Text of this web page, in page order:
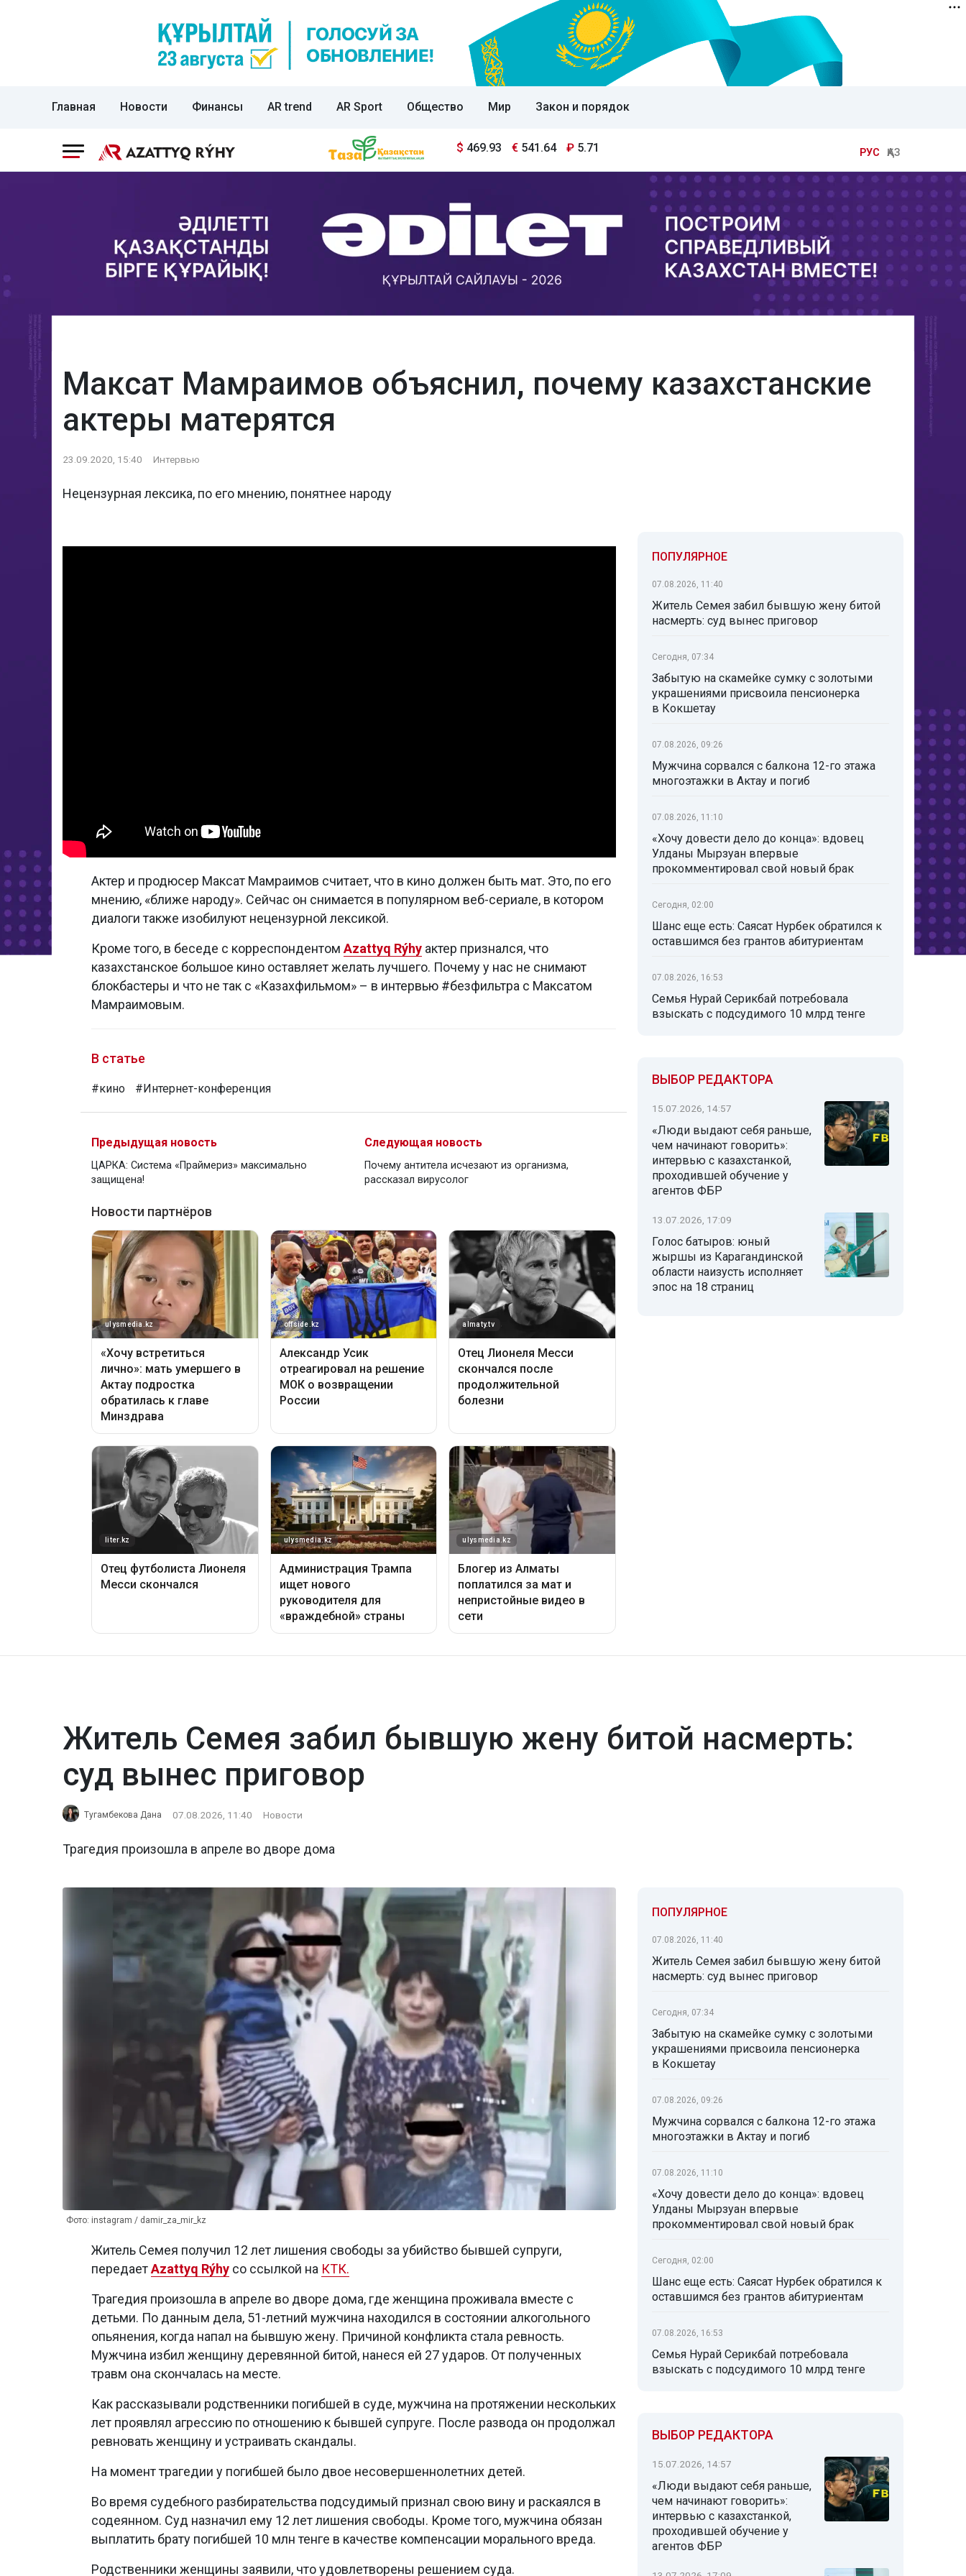
Главная Новости Финансы AR trend AR Sport Общество Мир Закон и порядок
$ 469.93 € 541.64 ₽ 5.71 РУС ҚАЗ
Максат Мамраимов объяснил, почему казахстанские
актеры матерятся
23.09.2020, 15:40 Интервью
Нецензурная лексика, по его мнению, понятнее народу
Актер и продюсер Максат Мамраимов считает, что в кино должен быть мат. Это, по его
мнению, «ближе народу». Сейчас он снимается в популярном веб-сериале, в котором
диалоги также изобилуют нецензурной лексикой.
Кроме того, в беседе с корреспондентом Аzattyq Rýhy актер признался, что
казахстанское большое кино оставляет желать лучшего. Почему у нас не снимают
блокбастеры и что не так с «Казахфильмом» – в интервью #безфильтра с Максатом
Мамраимовым.
В статье
#кино #Интернет-конференция
Предыдущая новость
ЦАРКА: Система «Праймериз» максимально
защищена!
Следующая новость
Почему антитела исчезают из организма,
рассказал вирусолог
ПОПУЛЯРНОЕ
07.08.2026, 11:40
Житель Семея забил бывшую жену битой
насмерть: суд вынес приговор
Сегодня, 07:34
Забытую на скамейке сумку с золотыми
украшениями присвоила пенсионерка
в Кокшетау
07.08.2026, 09:26
Мужчина сорвался с балкона 12-го этажа
многоэтажки в Актау и погиб
07.08.2026, 11:10
«Хочу довести дело до конца»: вдовец
Улданы Мырзуан впервые
прокомментировал свой новый брак
Сегодня, 02:00
Шанс еще есть: Саясат Нурбек обратился к
оставшимся без грантов абитуриентам
07.08.2026, 16:53
Семья Нурай Серикбай потребовала
взыскать с подсудимого 10 млрд тенге
ВЫБОР РЕДАКТОРА
15.07.2026, 14:57
«Люди выдают себя раньше,
чем начинают говорить»:
интервью с казахстанкой,
проходившей обучение у
агентов ФБР
13.07.2026, 17:09
Голос батыров: юный
жыршы из Карагандинской
области наизусть исполняет
эпос на 18 страниц
Житель Семея забил бывшую жену битой насмерть:
суд вынес приговор
Тугамбекова Дана 07.08.2026, 11:40 Новости
Трагедия произошла в апреле во дворе дома
Фото: instagram / damir_za_mir_kz
Житель Семея получил 12 лет лишения свободы за убийство бывшей супруги,
передаетAzattyq Rýhy со ссылкой на КТК.
Трагедия произошла в апреле во дворе дома, где женщина проживала вместе с
детьми. По данным дела, 51-летний мужчина находился в состоянии алкогольного
опьянения, когда напал на бывшую жену. Причиной конфликта стала ревность.
Мужчина избил женщину деревянной битой, нанеся ей 27 ударов. От полученных
травм она скончалась на месте.
Как рассказывали родственники погибшей в суде, мужчина на протяжении нескольких
лет проявлял агрессию по отношению к бывшей супруге. После развода он продолжал
ревновать женщину и устраивать скандалы.
На момент трагедии у погибшей было двое несовершеннолетних детей.
Во время судебного разбирательства подсудимый признал свою вину и раскаялся в
содеянном. Суд назначил ему 12 лет лишения свободы. Кроме того, мужчина обязан
выплатить брату погибшей 10 млн тенге в качестве компенсации морального вреда.
Родственники женщины заявили, что удовлетворены решением суда.
ПОПУЛЯРНОЕ
07.08.2026, 11:40
Житель Семея забил бывшую жену битой
насмерть: суд вынес приговор
Сегодня, 07:34
Забытую на скамейке сумку с золотыми
украшениями присвоила пенсионерка
в Кокшетау
07.08.2026, 09:26
Мужчина сорвался с балкона 12-го этажа
многоэтажки в Актау и погиб
07.08.2026, 11:10
«Хочу довести дело до конца»: вдовец
Улданы Мырзуан впервые
прокомментировал свой новый брак
Сегодня, 02:00
Шанс еще есть: Саясат Нурбек обратился к
оставшимся без грантов абитуриентам
07.08.2026, 16:53
Семья Нурай Серикбай потребовала
взыскать с подсудимого 10 млрд тенге
ВЫБОР РЕДАКТОРА
15.07.2026, 14:57
«Люди выдают себя раньше,
чем начинают говорить»:
интервью с казахстанкой,
проходившей обучение у
агентов ФБР